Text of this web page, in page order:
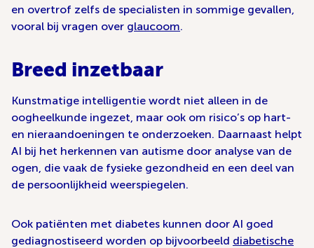
en overtrof zelfs de specialisten in sommige gevallen,
vooral bij vragen over glaucoom.
Breed inzetbaar
Kunstmatige intelligentie wordt niet alleen in de
oogheelkunde ingezet, maar ook om risico’s op hart-
en nieraandoeningen te onderzoeken. Daarnaast helpt
AI bij het herkennen van autisme door analyse van de
ogen, die vaak de fysieke gezondheid en een deel van
de persoonlijkheid weerspiegelen.
Ook patiënten met diabetes kunnen door AI goed
gediagnostiseerd worden op bijvoorbeeld diabetische